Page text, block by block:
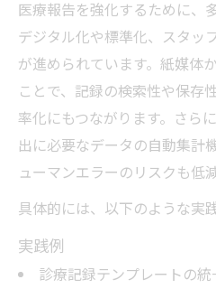
医療報告を強化するために、
デジタル化や標準化、スタッ
が進められています。紙媒体
ことで、記録の検索性や保存
率化にもつながります。さら
出に必要なデータの自動集計
ューマンエラーのリスクも低
具体的には、以下のような実
実践例
診療記録テンプレートの